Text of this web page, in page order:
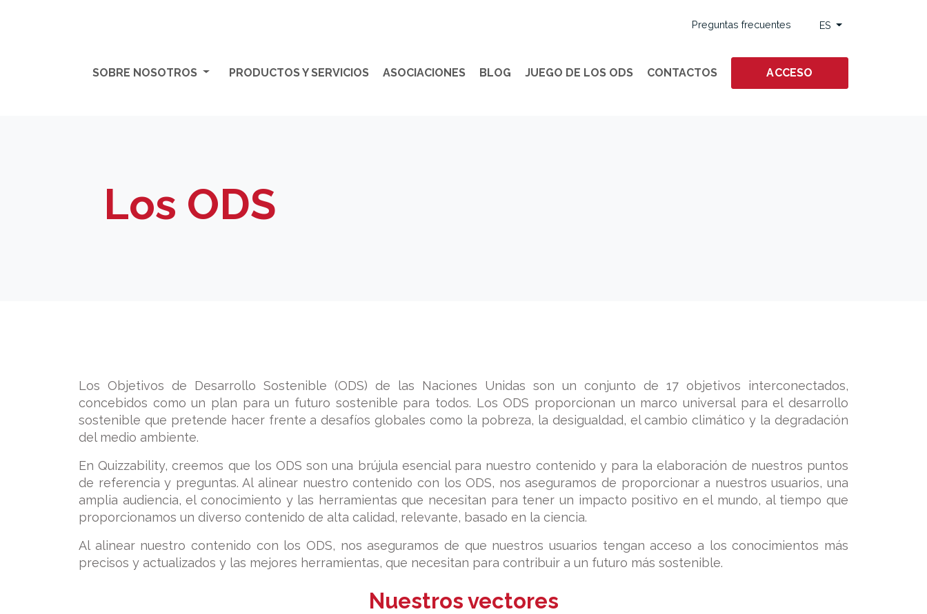
Preguntas frecuentes ES
SOBRE NOSOTROS PRODUCTOS Y SERVICIOS ASOCIACIONES BLOG JUEGO DE LOS ODS CONTACTOS ACCESO
Los ODS
Los Objetivos de Desarrollo Sostenible (ODS) de las Naciones Unidas son un conjunto de 17 objetivos interconectados,
concebidos como un plan para un futuro sostenible para todos. Los ODS proporcionan un marco universal para el desarrollo
sostenible que pretende hacer frente a desafíos globales como la pobreza, la desigualdad, el cambio climático y la degradación
del medio ambiente.
En Quizzability, creemos que los ODS son una brújula esencial para nuestro contenido y para la elaboración de nuestros puntos
de referencia y preguntas. Al alinear nuestro contenido con los ODS, nos aseguramos de proporcionar a nuestros usuarios, una
amplia audiencia, el conocimiento y las herramientas que necesitan para tener un impacto positivo en el mundo, al tiempo que
proporcionamos un diverso contenido de alta calidad, relevante, basado en la ciencia.
Al alinear nuestro contenido con los ODS, nos aseguramos de que nuestros usuarios tengan acceso a los conocimientos más
precisos y actualizados y las mejores herramientas, que necesitan para contribuir a un futuro más sostenible.
Nuestros vectores